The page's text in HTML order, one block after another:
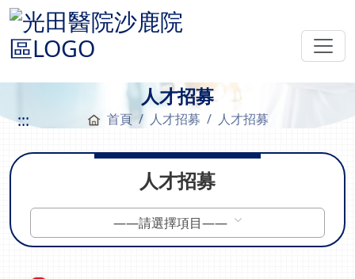
人才招募
::: 首頁 人才招募 人才招募
人才招募
——請選擇項目——